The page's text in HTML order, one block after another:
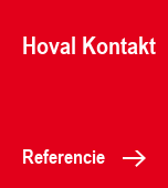
Hoval Kontakt
Referencie